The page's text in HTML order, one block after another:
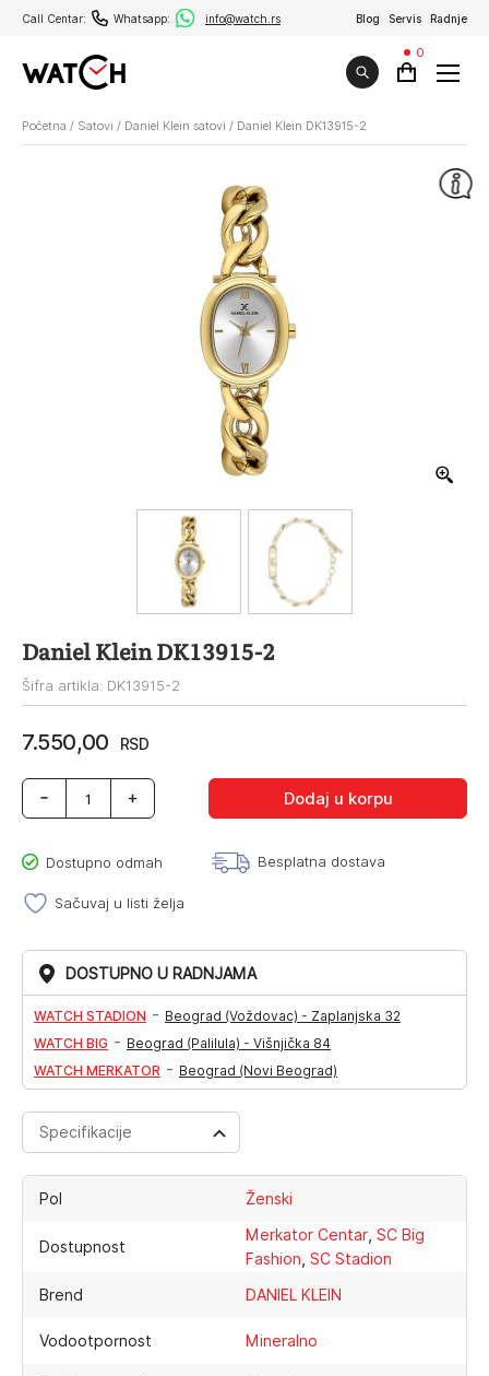
Call Centar: Whatsapp: info@watch.rs Blog Servis Radnje
0
Početna / Satovi / Daniel Klein satovi / Daniel Klein DK13915-2
Daniel Klein DK13915-2
Šifra artikla: DK13915-2
7.550,00 RSD
Daniel
Klein
2
količina
Dodaj u korpu
Dostupno odmah Besplatna dostava
Sačuvaj u listi želja
DOSTUPNO U RADNJAMA
WATCH STADION - Beograd (Voždovac) - Zaplanjska 32
WATCH BIG - Beograd (Palilula) - Višnjička 84
WATCH MERKATOR - Beograd (Novi Beograd)
Specifikacije
Pol Ženski
Dostupnost
Merkator Centar, SC Big
Fashion, SC Stadion
Brend DANIEL KLEIN
Vodootpornost Mineralno